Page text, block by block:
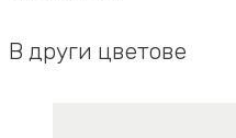
В други цветове